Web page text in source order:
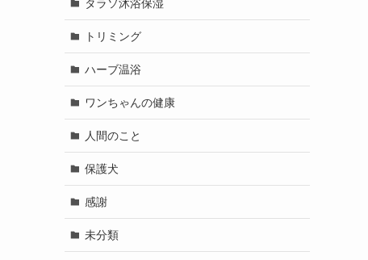
タラソ沐浴保湿
トリミング
ハーブ温浴
ワンちゃんの健康
人間のこと
保護犬
感謝
未分類